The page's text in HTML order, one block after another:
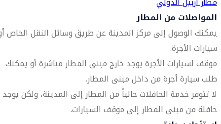
المواصلات من المطار
يمكنك الوصول إلى مركز المدينة عن طريق وسائل النقل الخاص
سيارات الأجرة.
موقف لسيارات الأجرة يوجد خارج مبنى المطار مباشرة أو يمكنك
طلب سيارة أجرة من داخل مبنى المطار.
لا تتوفر خدمة الحافلات حالياً من المطار إلى المدينة، ولكن يوجد
حافلة من مبنى المطار إلى موقف السيارات.